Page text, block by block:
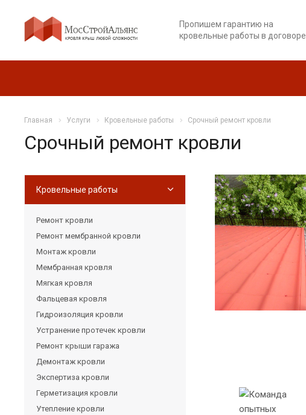
Пропишем гарантию на
кровельные работы в договоре
Главная Услуги Кровельные работы Срочный ремонт кровли
Срочный ремонт кровли
Кровельные работы
Ремонт кровли
Ремонт мембранной кровли
Монтаж кровли
Мембранная кровля
Мягкая кровля
Фальцевая кровля
Гидроизоляция кровли
Устранение протечек кровли
Ремонт крыши гаража
Демонтаж кровли
Экспертиза кровли
Герметизация кровли
Утепление кровли